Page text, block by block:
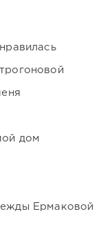
дом
Ермаковой